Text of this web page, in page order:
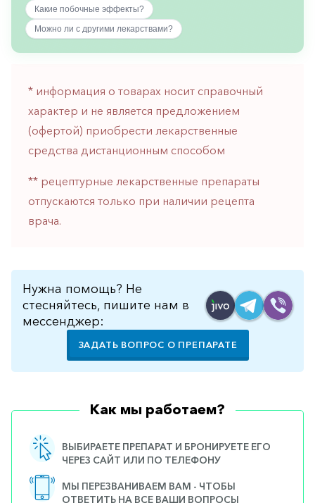
горло-
нос
Хирургия
железа
Какие побочные эффекты?
Можно ли с другими лекарствами?
* информация о товарах носит справочный
характер и не является предложением
(офертой) приобрести лекарственные
средства дистанционным способом
** рецептурные лекарственные препараты
отпускаются только при наличии рецепта
врача.
Нужна помощь? Не
стесняйтесь, пишите нам в
мессенджер:
ЗАДАТЬ ВОПРОС О ПРЕПАРАТЕ
Как мы работаем?
ВЫБИРАЕТЕ ПРЕПАРАТ И БРОНИРУЕТЕ ЕГО
ЧЕРЕЗ САЙТ ИЛИ ПО ТЕЛЕФОНУ
МЫ ПЕРЕЗВАНИВАЕМ ВАМ - ЧТОБЫ
ОТВЕТИТЬ НА ВСЕ ВАШИ ВОПРОСЫ